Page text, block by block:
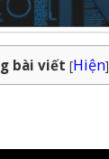
bài viết [Hiện]